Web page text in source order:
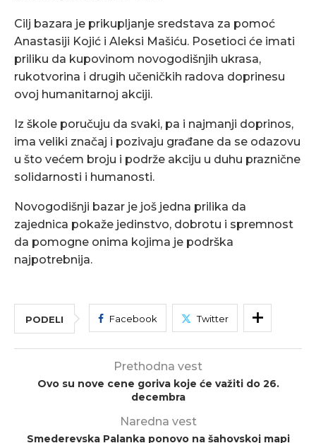
Cilj bazara je prikupljanje sredstava za pomoć
Anastasiji Kojić i Aleksi Mašiću. Posetioci će imati
priliku da kupovinom novogodišnjih ukrasa,
rukotvorina i drugih učeničkih radova doprinesu
ovoj humanitarnoj akciji.
Iz škole poručuju da svaki, pa i najmanji doprinos,
ima veliki značaj i pozivaju građane da se odazovu
u što većem broju i podrže akciju u duhu praznične
solidarnosti i humanosti.
Novogodišnji bazar je još jedna prilika da
zajednica pokaže jedinstvo, dobrotu i spremnost
da pomogne onima kojima je podrška
najpotrebnija.
PODELI Facebook Twitter
Prethodna vest
Ovo su nove cene goriva koje će važiti do 26.
decembra
Naredna vest
Smederevska Palanka ponovo na šahovskoj mapi